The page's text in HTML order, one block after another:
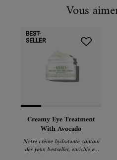
Vous
BEST-
SELLER
Creamy Eye Treatment
With Avocado
Notre crème hydratante contour
des yeux bestseller, enrichie en